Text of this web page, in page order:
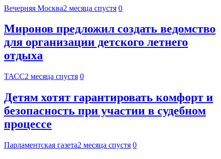
Вечерняя Москва2 месяца спустя 0
Миронов предложил создать ведомство
для организации детского летнего
отдыха
ТАСС2 месяца спустя 0
Детям хотят гарантировать комфорт и
безопасность при участии в судебном
процессе
Парламентская газета2 месяца спустя 0